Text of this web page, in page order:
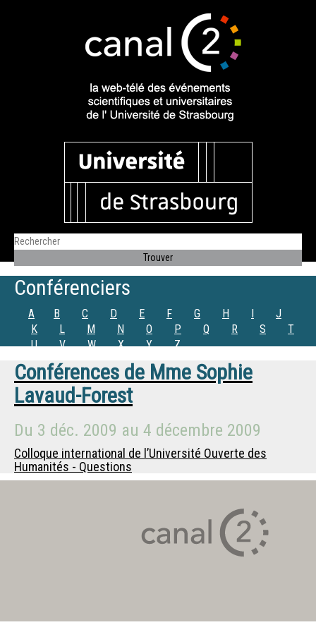
Conférenciers
A B C D E F G H I
J
K
L M N O P Q R S
T
U
V W X Y Z
Conférences de Mme Sophie
Lavaud-Forest
Du 3 déc. 2009 au 4 décembre 2009
Colloque international de l’Université Ouverte des
Humanités - Questions